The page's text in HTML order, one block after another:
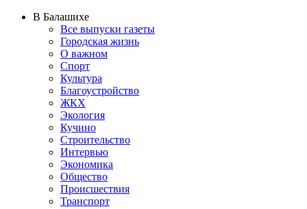
В Балашихе
Все выпуски газеты
Городская жизнь
О важном
Спорт
Культура
Благоустройство
ЖКХ
Экология
Кучино
Строительство
Интервью
Экономика
Общество
Происшествия
Транспорт